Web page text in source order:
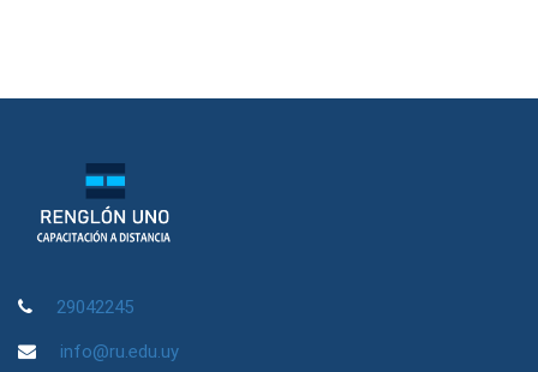
29042245
info@ru.edu.uy